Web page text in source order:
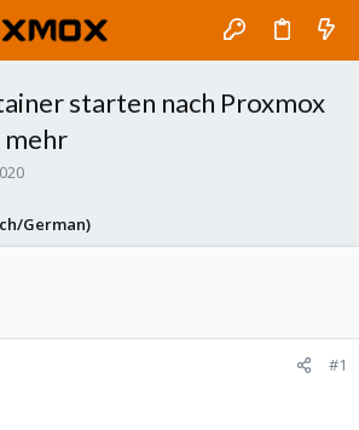
starten nach Proxmox
German)
#1